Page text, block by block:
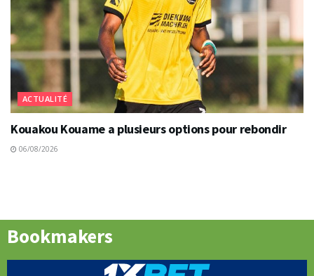
ACTUALITÉ
Kouakou Kouame a plusieurs options pour rebondir
06/08/2026
Bookmakers